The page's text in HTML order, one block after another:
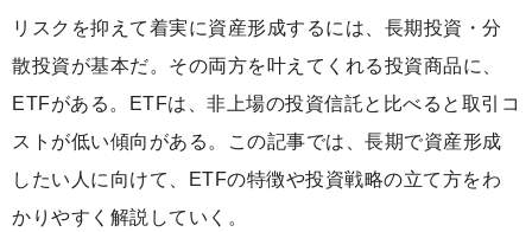
リスクを抑えて着実に資産形成するには、長期投資・分
散投資が基本だ。その両方を叶えてくれる投資商品に、
ETFがある。ETFは、非上場の投資信託と比べると取引コ
ストが低い傾向がある。この記事では、長期で資産形成
したい人に向けて、ETFの特徴や投資戦略の立て方をわ
かりやすく解説していく。